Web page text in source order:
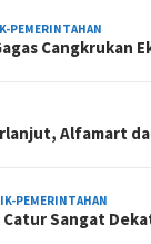
PEMERINTAHAN
Cangkrukan
Alfamart
PEMERINTAHAN
Catur Sangat